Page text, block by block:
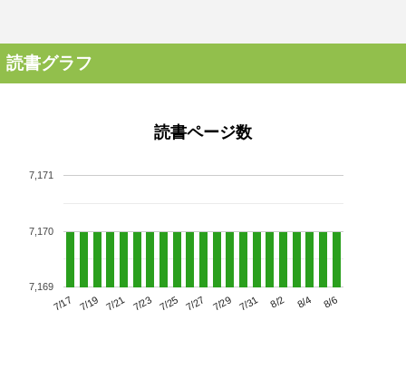
読書グラフ
読書ページ数
7/17 7/19 7/21 7/23 7/25 7/27 7/29 7/31 8/2 8/4 8/6
7,169
7,170
7,171